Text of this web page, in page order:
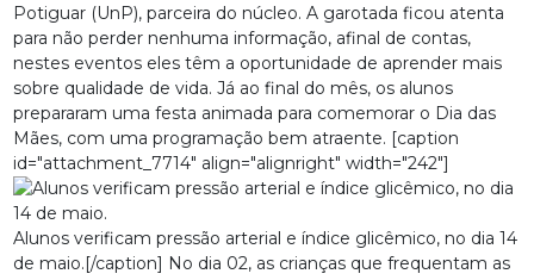
Potiguar (UnP), parceira do núcleo. A garotada ficou atenta
para não perder nenhuma informação, afinal de contas,
nestes eventos eles têm a oportunidade de aprender mais
sobre qualidade de vida. Já ao final do mês, os alunos
prepararam uma festa animada para comemorar o Dia das
Mães, com uma programação bem atraente. [caption
id="attachment_7714" align="alignright" width="242"]
Alunos verificam pressão arterial e índice glicêmico, no dia 14
de maio.[/caption] No dia 02, as crianças que frequentam as